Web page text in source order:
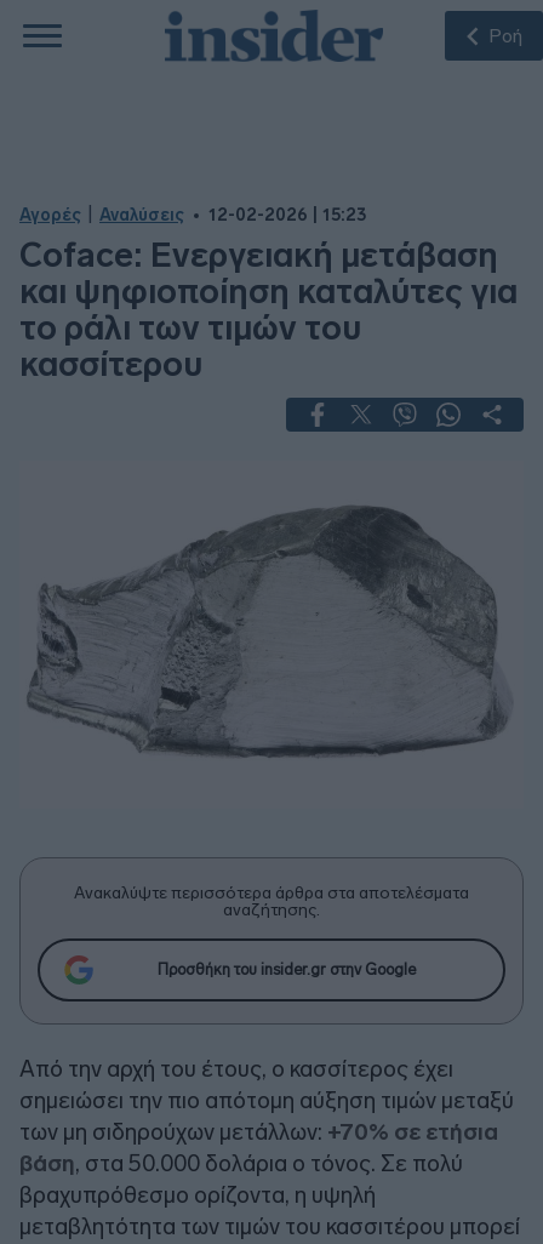
Ροή
Αγορές Αναλύσεις 12-02-2026 | 15:23
Coface: Ενεργειακή μετάβαση
και ψηφιοποίηση καταλύτες για
το ράλι των τιμών του
κασσίτερου
Ανακαλύψτε περισσότερα άρθρα στα αποτελέσματα
αναζήτησης.
Προσθήκη του insider.gr στην Google
Από την αρχή του έτους, ο κασσίτερος έχει
σημειώσει την πιο απότομη αύξηση τιμών μεταξύ
των μη σιδηρούχων μετάλλων: +70% σε ετήσια
βάση, στα 50.000 δολάρια ο τόνος. Σε πολύ
βραχυπρόθεσμο ορίζοντα, η υψηλή
μεταβλητότητα των τιμών του κασσιτέρου μπορεί